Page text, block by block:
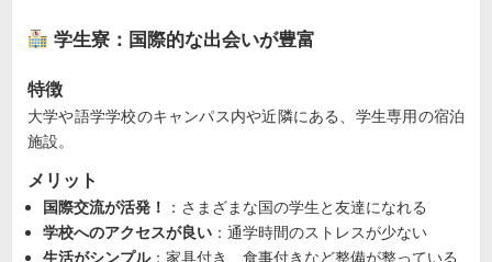
学生寮：国際的な出会いが豊富
特徴
大学や語学学校のキャンパス内や近隣にある、学生専用の宿泊
施設。
メリット
国際交流が活発！
：さまざまな国の学生と友達になれる
学校へのアクセスが良い ：通学時間のストレスが少ない
生活がシンプル：家具付き、食事付きなど整備が整っている